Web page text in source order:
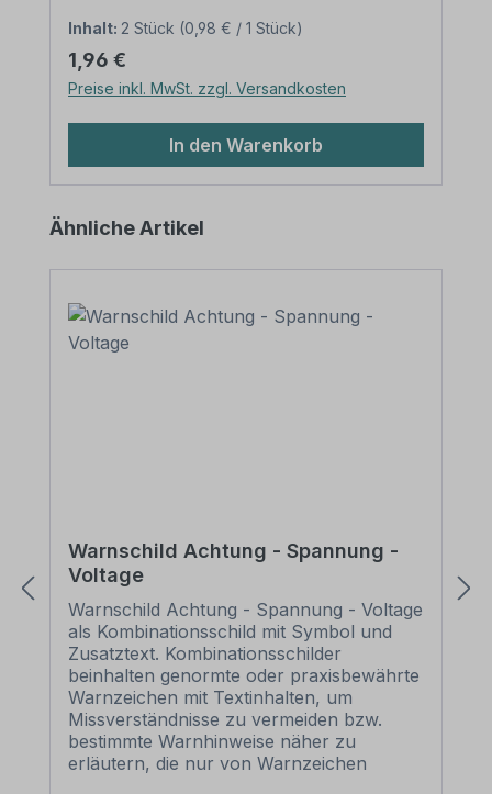
mm werden zwei Rohrschellen und somit
auch zwei Schraubensätze benötigt.
Inhalt: 2 Stück (0,98 € / 1 Stück)
Regulärer Preis:
1,96 €
Preise inkl. MwSt. zzgl. Versandkosten
In den Warenkorb
Produktgalerie überspringen
Ähnliche Artikel
Warnschild Achtung - Spannung -
Voltage
Warnschild Achtung - Spannung - Voltage
als Kombinationsschild mit Symbol und
Zusatztext. Kombinationsschilder
beinhalten genormte oder praxisbewährte
Warnzeichen mit Textinhalten, um
Missverständnisse zu vermeiden bzw.
bestimmte Warnhinweise näher zu
erläutern, die nur von Warnzeichen